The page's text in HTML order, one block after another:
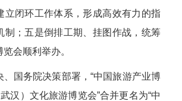
立闭环工作体系，形成高效有力的指
制；五是倒排工期、挂图作战，统筹
会顺利举办。
、国务院决策部署，“中国旅游产业博
汉）文化旅游博览会”合并更名为“中